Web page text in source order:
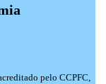
pelo CCPFC,